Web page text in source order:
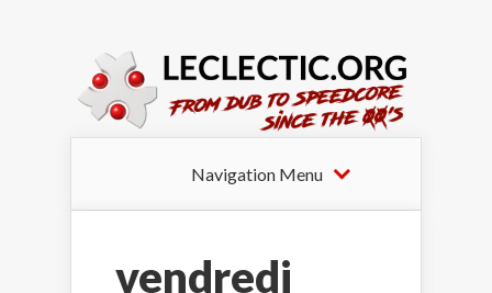
Navigation Menu
vendredi